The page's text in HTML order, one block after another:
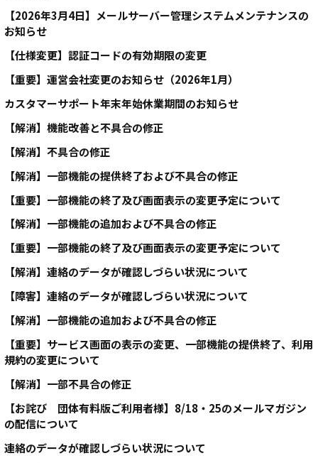
【2026年3月4日】メールサーバー管理システムメンテナンスの
お知らせ
【仕様変更】認証コードの有効期限の変更
【重要】運営会社変更のお知らせ（2026年1月）
カスタマーサポート年末年始休業期間のお知らせ
【解消】機能改善と不具合の修正
【解消】不具合の修正
【解消】一部機能の提供終了および不具合の修正
【重要】一部機能の終了及び画面表示の変更予定について
【解消】一部機能の追加および不具合の修正
【重要】一部機能の終了及び画面表示の変更予定について
【解消】連絡のデータが確認しづらい状況について
【障害】連絡のデータが確認しづらい状況について
【解消】一部機能の追加および不具合の修正
【重要】サービス画面の表示の変更、一部機能の提供終了、利用
規約の変更について
【解消】一部不具合の修正
【お詫び 団体有料版ご利用者様】8/18・25のメールマガジン
の配信について
連絡のデータが確認しづらい状況について